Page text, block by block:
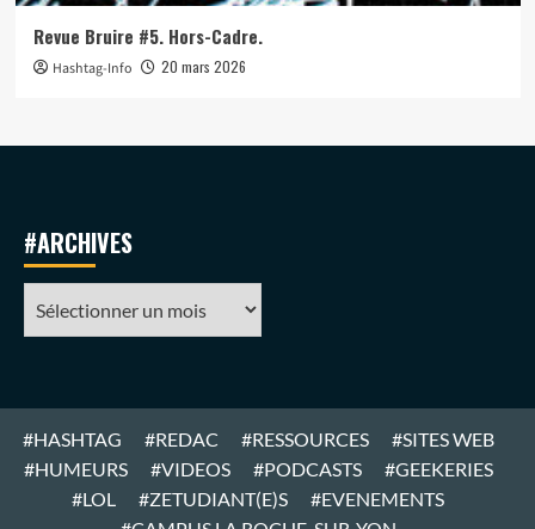
Revue Bruire #5. Hors-Cadre.
Hashtag-Info 20 mars 2026
#ARCHIVES
#HASHTAG #REDAC #RESSOURCES
#SITES WEB
#HUMEURS
#VIDEOS #PODCASTS
#GEEKERIES
#LOL
#ZETUDIANT(E)S
#EVENEMENTS